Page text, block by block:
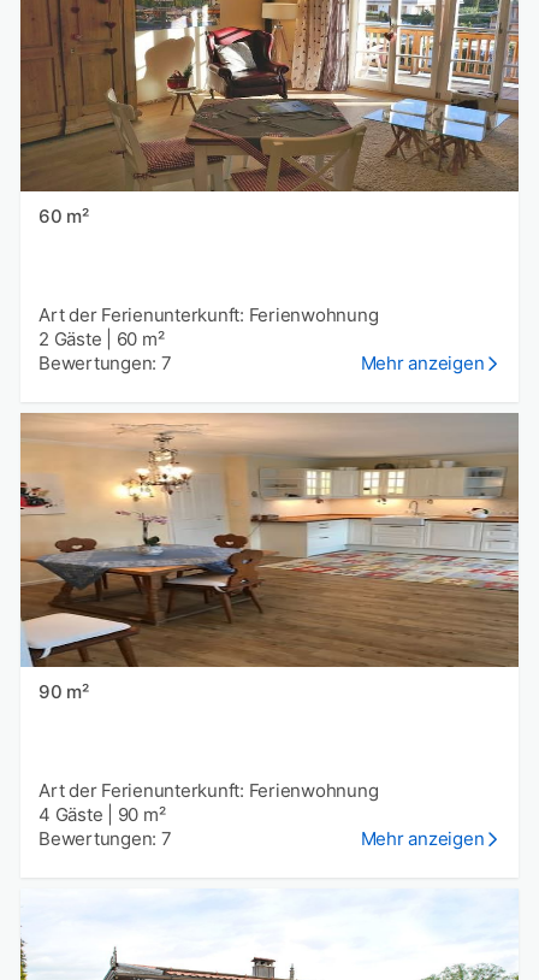
60 m²
Art der Ferienunterkunft: Ferienwohnung
2 Gäste
60 m²
Bewertungen: 7
Mehr anzeigen
90 m²
Art der Ferienunterkunft: Ferienwohnung
4 Gäste
90 m²
Bewertungen: 7
Mehr anzeigen